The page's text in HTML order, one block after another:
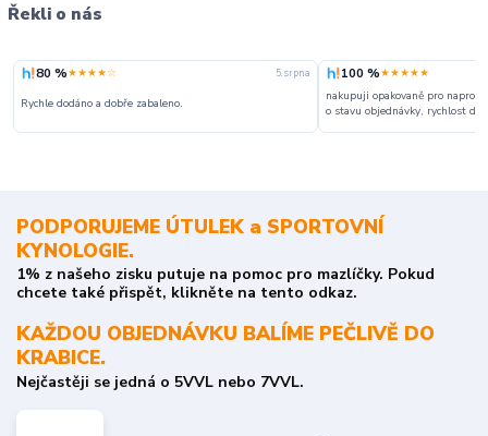
Řekli o nás
80 %★★★★☆ 5. srpna
Rychle dodáno a dobře zabaleno.
100 %★★★★★
nakupuji opakovaně pro
o stavu objednávky, rychlost
PODPORUJEME ÚTULEK a SPORTOVNÍ
KYNOLOGIE.
1% z našeho zisku putuje na pomoc pro mazlíčky. Pokud
chcete také přispět, klikněte na tento odkaz.
KAŽDOU OBJEDNÁVKU BALÍME PEČLIVĚ DO
KRABICE.
Nejčastěji se jedná o 5VVL nebo 7VVL.